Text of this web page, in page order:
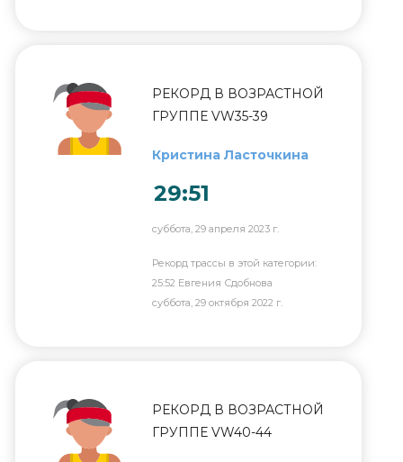
РЕКОРД В ВОЗРАСТНОЙ
ГРУППЕ VW35-39
Кристина Ласточкина
29:51
суббота, 29 апреля 2023 г.
Рекорд трассы в этой категории:
25:52 Евгения Сдобнова
суббота, 29 октября 2022 г.
РЕКОРД В ВОЗРАСТНОЙ
ГРУППЕ VW40-44